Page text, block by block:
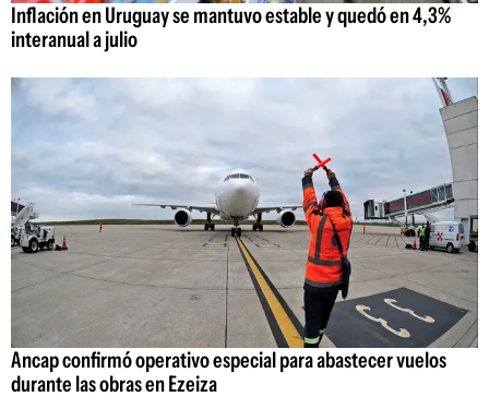
Inflación en Uruguay se mantuvo estable y quedó en 4,3%
interanual a julio
Ancap confirmó operativo especial para abastecer vuelos
durante las obras en Ezeiza